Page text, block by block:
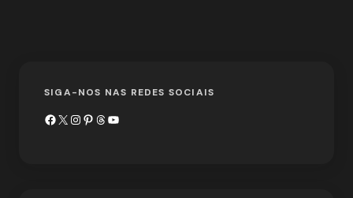
SIGA-NOS NAS REDES SOCIAIS